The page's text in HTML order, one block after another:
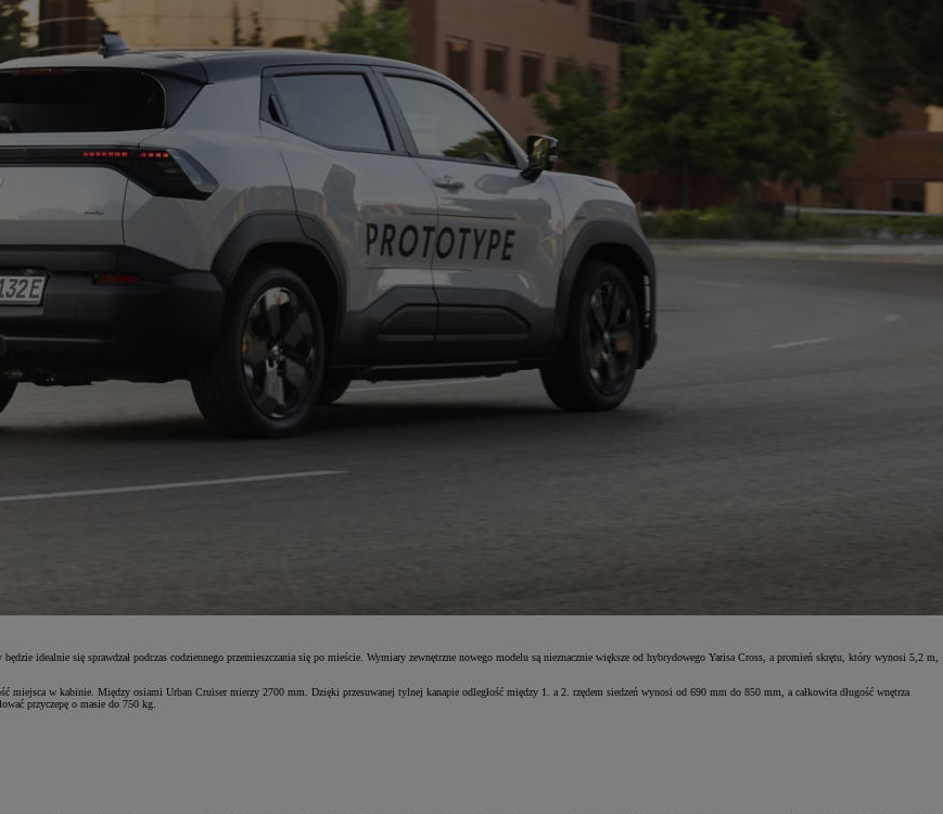
idealnie się sprawdzał podczas codziennego przemieszczania się po mieście. Wymiary zewnętrzne nowego modelu są nieznacznie większe od hybrydowego Yarisa Cross, a promień skrętu, który wynosi 5,2 m,
miejsca w kabinie. Między osiami Urban Cruiser mierzy 2700 mm. Dzięki przesuwanej tylnej kanapie odległość między 1. a 2. rzędem siedzeń wynosi od 690 mm do 850 mm, a całkowita długość wnętrza
przyczepę o masie do 750 kg.